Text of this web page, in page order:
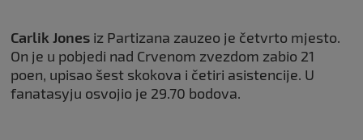
Carlik Jones iz Partizana zauzeo je četvrto mjesto.
On je u pobjedi nad Crvenom zvezdom zabio 21
poen, upisao šest skokova i četiri asistencije. U
fanatasyju osvojio je 29.70 bodova.